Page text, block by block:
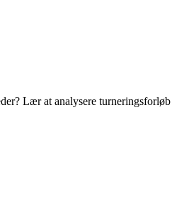
Lær at analysere